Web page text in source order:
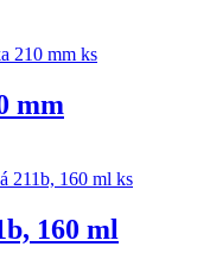
mm
160 ml